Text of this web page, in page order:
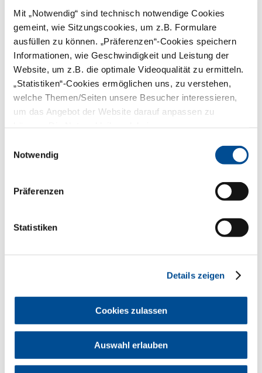
Mit „Notwendig“ sind technisch notwendige Cookies
gemeint, wie Sitzungscookies, um z.B. Formulare
ausfüllen zu können. „Präferenzen“-Cookies speichern
Informationen, wie Geschwindigkeit und Leistung der
Website, um z.B. die optimale Videoqualität zu ermitteln.
„Statistiken“-Cookies ermöglichen uns, zu verstehen,
welche Themen/Seiten unsere Besucher interessieren,
um das Angebot der Website darauf anpassen zu
Notwendig
Präferenzen
Statistiken
Details zeigen
Cookies zulassen
Auswahl erlauben
Beschäftigung eines
Weiterbildungsassistenten. Mit Kontakt zu
den Ansprechpartnern bei der BLZK und
der Kassenzahnärztlichen Vereinigung
Bayerns.
mehr
Entlastungsassistenz
Beschäftigung von Entlastungassistenten
Praxis angestellt